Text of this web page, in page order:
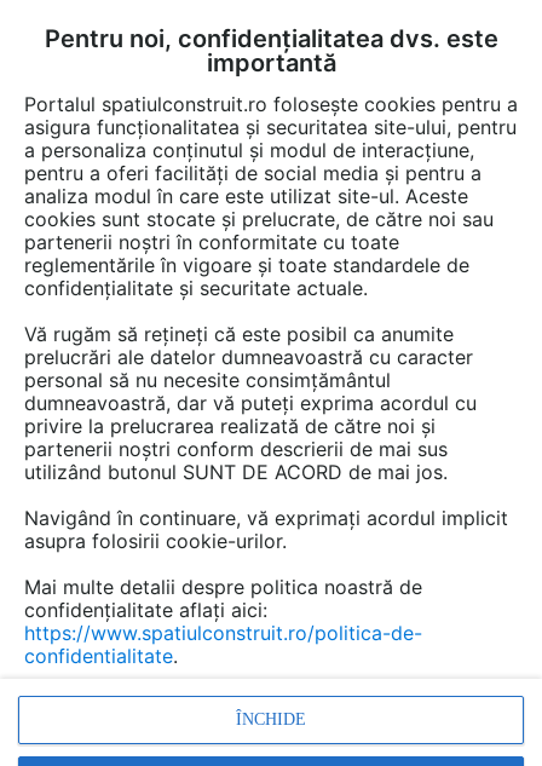
FĂ-ȚI CONT LOGIN
CUM SE FACE
EȘTI AICI: Video
Sapun lichid pentru travertin, piatra,
teracota, ardezia si gresie - LTP
Waxwash
Pentru noi, confidențialitatea dvs. este
importantă
Portalul spatiulconstruit.ro folosește cookies pentru a
asigura funcționalitatea și securitatea site-ului, pentru
a personaliza conținutul și modul de interacțiune,
pentru a oferi facilități de social media și pentru a
analiza modul în care este utilizat site-ul. Aceste
cookies sunt stocate și prelucrate, de către noi sau
partenerii noștri în conformitate cu toate
reglementările în vigoare și toate standardele de
confidențialitate și securitate actuale.
Vă rugăm să rețineți că este posibil ca anumite
prelucrări ale datelor dumneavoastră cu caracter
personal să nu necesite consimțământul
dumneavoastră, dar vă puteți exprima acordul cu
privire la prelucrarea realizată de către noi și
partenerii noștri conform descrierii de mai sus
utilizând butonul SUNT DE ACORD de mai jos.
Navigând în continuare, vă exprimați acordul implicit
asupra folosirii cookie-urilor.
Mai multe detalii despre politica noastră de
confidențialitate aflați aici:
https://www.spatiulconstruit.ro/politica-de-
confidentialitate.
ÎNCHIDE